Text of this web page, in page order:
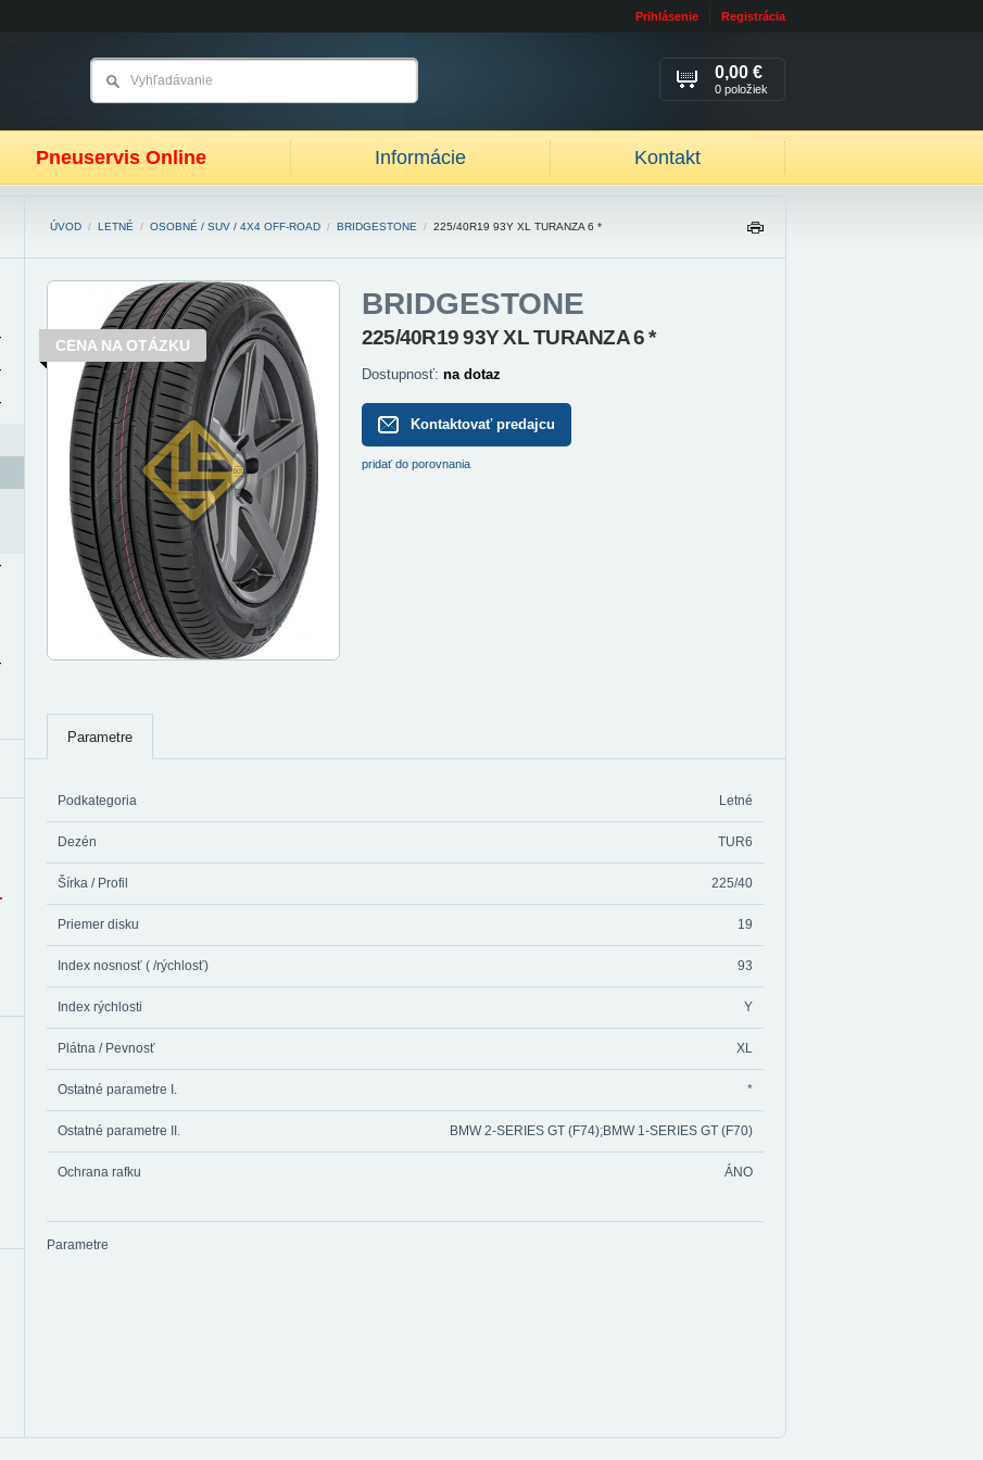
Prihlásenie Registrácia
Pneuservis Online Informácie Kontakt
0,00 €
0 položiek
ÚVOD / LETNÉ / OSOBNÉ / SUV / 4X4 OFF-ROAD / BRIDGESTONE / 225/40R19 93Y XL TURANZA 6 *
IŤ
BRIDGESTONE
225/40R19 93Y XL TURANZA 6 *
Dostupnosť: na dotaz
Kontaktovať predajcu
pridať do porovnania
CENA NA OTÁZKU
Parametre
Podkategoria Letné
Dezén TUR6
Šírka / Profil 225/40
Priemer disku 19
Index nosnosť ( /rýchlosť) 93
Index rýchlosti Y
Plátna / Pevnosť XL
Ostatné parametre I. *
Ostatné parametre II. BMW 2-SERIES GT (F74);BMW 1-SERIES GT (F70)
Ochrana rafku ÁNO
Parametre